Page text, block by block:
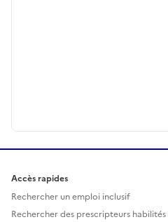
Accès rapides
Rechercher un emploi inclusif
Rechercher des prescripteurs habilités